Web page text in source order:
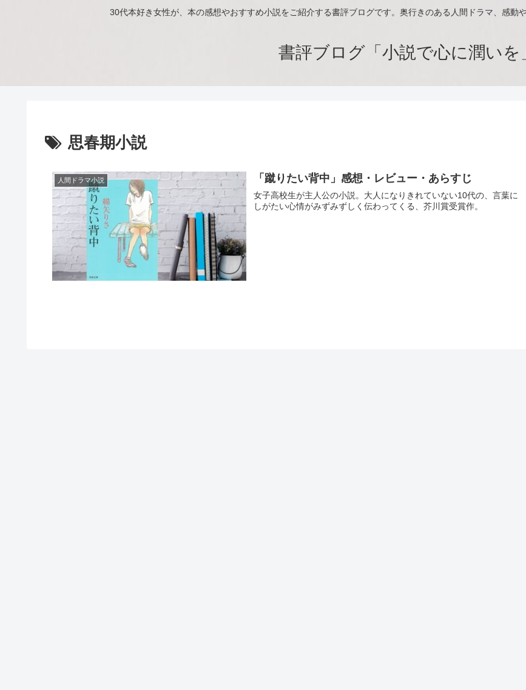
30代本好き女性が、本の感想やおすすめ小説をご紹介する書評ブログです。奥行きのある人間ドラマ、感動
書評ブログ「小説で心に潤いを
思春期小説
人間ドラマ小説 「蹴りたい背中」感想・レビュー・あらすじ
女子高校生が主人公の小説。大人になりきれていない10代の、言葉に
しがたい心情がみずみずしく伝わってくる、芥川賞受賞作。